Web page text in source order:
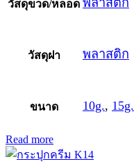
วัสดุขวด/หลอด
วัสดุฝา พลาสติก
ขนาด 10g., 15g.
Read more